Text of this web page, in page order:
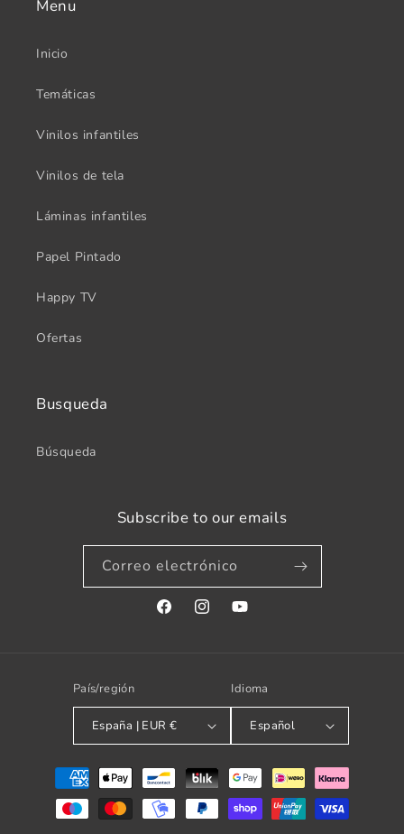
Menu
Inicio
Temáticas
Vinilos infantiles
Vinilos de tela
Láminas infantiles
Papel Pintado
Happy TV
Ofertas
Busqueda
Búsqueda
Subscribe to our emails
Correo electrónico
FacebookInstagramYouTube
País/región
España | EUR €
Idioma
Español
Formas
pago